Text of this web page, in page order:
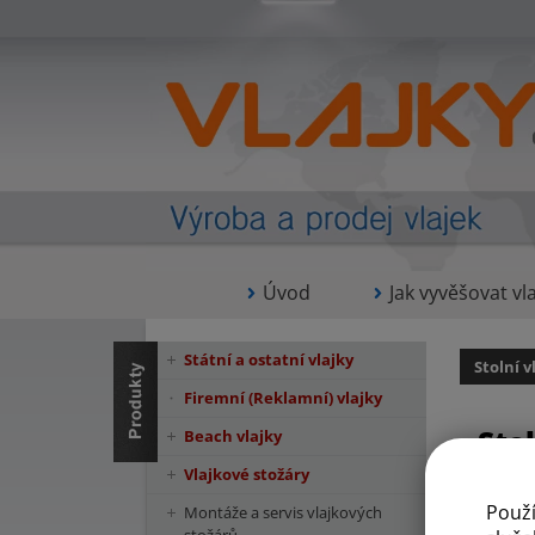
Úvod Jak vyvěšovat
Stolní
Státní a ostatní vlajky
Firemní (Reklamní) vlajky
Beach vlajky
Vlajkové stožáry
Montáže a servis vlajkových